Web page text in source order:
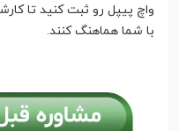
واچ پیپل رو ثبت کنید تا
با شما هماهنگ کنند.